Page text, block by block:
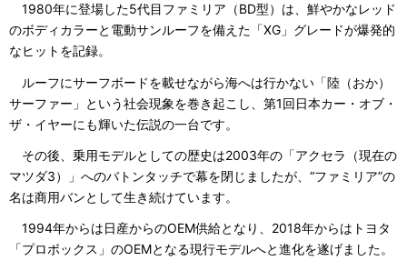
1980年に登場した5代目ファミリア（BD型）は、鮮やかなレッド
のボディカラーと電動サンルーフを備えた「XG」グレードが爆発的
なヒットを記録。
ルーフにサーフボードを載せながら海へは行かない「陸（おか）
サーファー」という社会現象を巻き起こし、第1回日本カー・オブ・
ザ・イヤーにも輝いた伝説の一台です。
その後、乗用モデルとしての歴史は2003年の「アクセラ（現在の
マツダ3）」へのバトンタッチで幕を閉じましたが、“ファミリア”の
名は商用バンとして生き続けています。
1994年からは日産からのOEM供給となり、2018年からはトヨタ
「プロボックス」のOEMとなる現行モデルへと進化を遂げました。